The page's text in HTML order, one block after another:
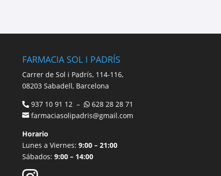
FARMACIA SOL I PADRÍS
Carrer de Sol i Padrís, 114-116,
08203 Sabadell, Barcelona
937 10 91 12 –
628 28 28 71
farmaciasolipadris@gmail.com
Horario
Lunes a Viernes: 9:00 – 21:00
Sábados: 9:00 – 14:00